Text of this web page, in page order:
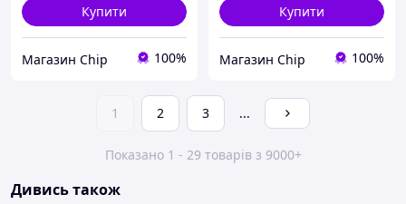
Купити
Магазин Chip 100%
Купити
Магазин Chip 100%
1 2 3 ...
Показано 1 - 29 товарів з 9000+
Дивись також